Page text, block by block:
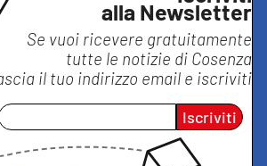
alla Newsletter
Se vuoi ricevere gratuitamente
tutte le notizie di Cosenza
il tuo indirizzo email e iscriviti
Iscriviti